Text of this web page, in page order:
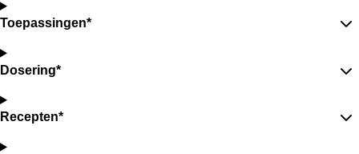
Toepassingen*
Dosering*
Recepten*